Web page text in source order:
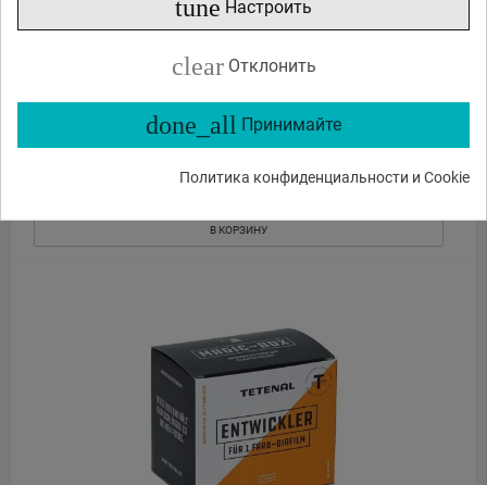
tune Настроить
clear Отклонить
done_all Принимайте
Политика конфиденциальности и Cookie
KODAK PROFESSIONAL INDICATOR STOP BATH 0.47L
Доставка 5 - 6 дней
В КОРЗИНУ